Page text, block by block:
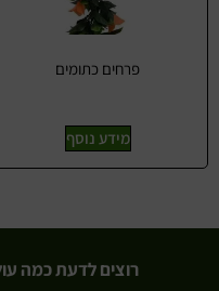
פרחים כתומים
מידע נוסף
רוצים לדעת כמה